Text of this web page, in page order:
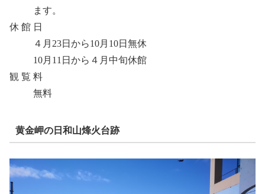
ます。
休 館 日
４月23日から10月10日無休
10月11日から４月中旬休館
観 覧 料
無料
黄金岬の日和山烽火台跡